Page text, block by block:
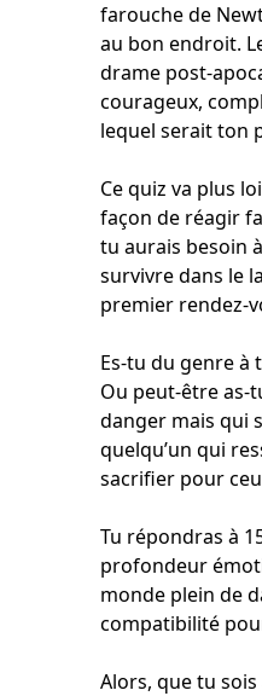
farouche de
au bon endroit.
drame post-
courageux,
lequel serait ton
Ce quiz va plus
façon de réagir
tu aurais besoin
survivre dans le
premier rendez-
Es-tu du genre à
Ou peut-être as-
danger mais qui
quelqu’un qui
sacrifier pour
Tu répondras à
profondeur
monde plein de
compatibilité
Alors, que tu